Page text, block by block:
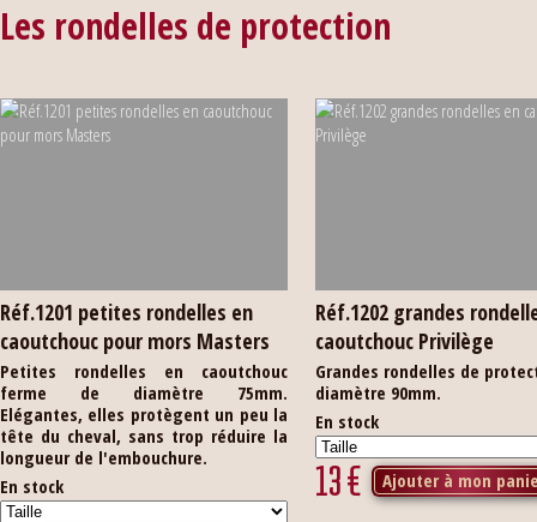
Les rondelles de protection
Réf.1201 petites rondelles en
caoutchouc pour mors Masters
Petites rondelles en caoutchouc
ferme de diamètre 75mm.
Elégantes, elles protègent un peu la
tête du cheval, sans trop réduire la
longueur de l'embouchure.
En stock
Réf.1202 grandes
caoutchouc Privilège
Grandes rondelles de
diamètre 90mm.
En stock
13€ Ajouter à mon